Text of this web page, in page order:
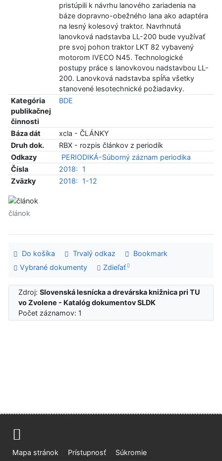
pristúpili k návrhu lanového zariadenia na
báze dopravno-obežného lana ako adaptéra
na lesný kolesový traktor. Navrhnutá
lanovková nadstavba LL-200 bude využívať
pre svoj pohon traktor LKT 82 vybavený
motorom IVECO N45. Technologické
postupy práce s lanovkovou nadstavbou LL-
200. Lanovková nadstavba spĺňa všetky
stanovené lesotechnické požiadavky.
Kategória
publikačnej
činnosti
BDE
Báza dát
xcla - ČLÁNKY
Druh dok.
RBX - rozpis článkov z periodík
Odkazy
PERIODIKÁ-Súborný záznam periodika
Čísla
2018:
1
Zväzky
2018: 1-12
článok
Do košíka Trvalý odkaz
Bookmark
Vybrané dokumenty
Zdieľať
Zdroj:Slovenská lesnícka a drevárska knižnica pri TU
vo Zvolene - Katalóg dokumentov SLDK
Počet záznamov: 1
Mapa stránok Prístupnosť Súkromie